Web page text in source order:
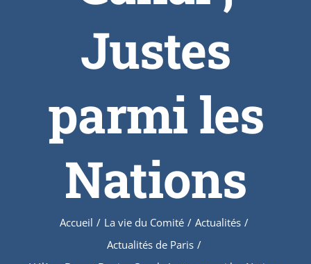
Justes
parmi les
Nations
Accueil / La vie du Comité / Actualités /
Actualités de Paris /